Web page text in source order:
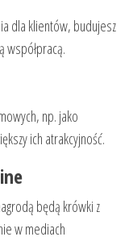
dla klientów, budujesz
współpracą.
np. jako
ich atrakcyjność.
będą krówki z
w mediach